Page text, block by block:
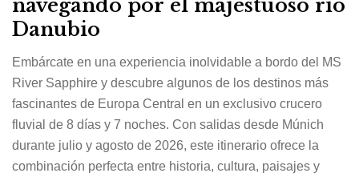
navegando por el majestuoso río
Danubio
Embárcate en una experiencia inolvidable a bordo del MS
River Sapphire y descubre algunos de los destinos más
fascinantes de Europa Central en un exclusivo crucero
fluvial de 8 días y 7 noches. Con salidas desde Múnich
durante julio y agosto de 2026, este itinerario ofrece la
combinación perfecta entre historia, cultura, paisajes y